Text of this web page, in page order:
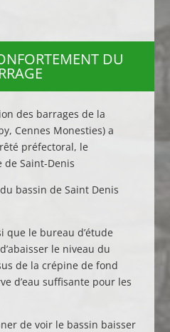
DU
des barrages de la
Cennes Monesties) a
préfectoral, le
Saint-Denis
bassin de Saint Denis
que le bureau d’étude
le niveau du
de la crépine de fond
d’eau suffisante pour les
de voir le bassin baisser